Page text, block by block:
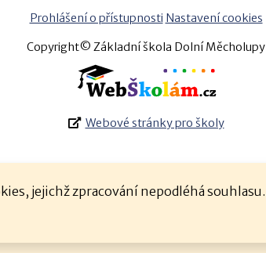
Prohlášení o přístupnosti Nastavení cookies
Copyright© Základní škola Dolní Měcholupy
Webové stránky pro školy
jejichž zpracování nepodléhá souhlasu.